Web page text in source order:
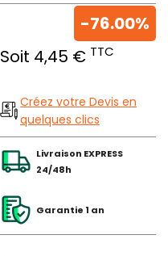
Soit 4,45 € TTC
-76.00%
Créez votre Devis en
quelques clics
Livraison EXPRESS
24/48h
Garantie 1 an